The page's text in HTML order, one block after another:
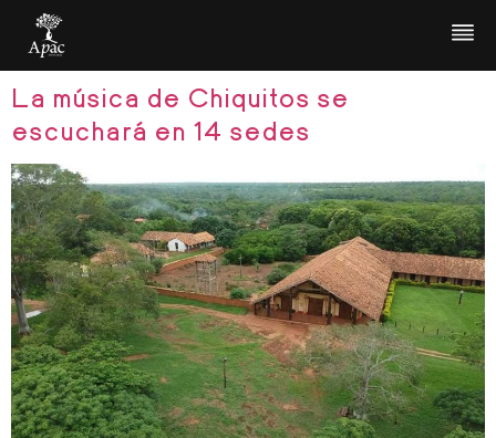
Etiqueta:
La música de Chiquitos se
escuchará en 14 sedes